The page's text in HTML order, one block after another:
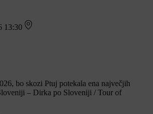
13:30
bo skozi Ptuj potekala ena največjih
– Dirka po Sloveniji / Tour of